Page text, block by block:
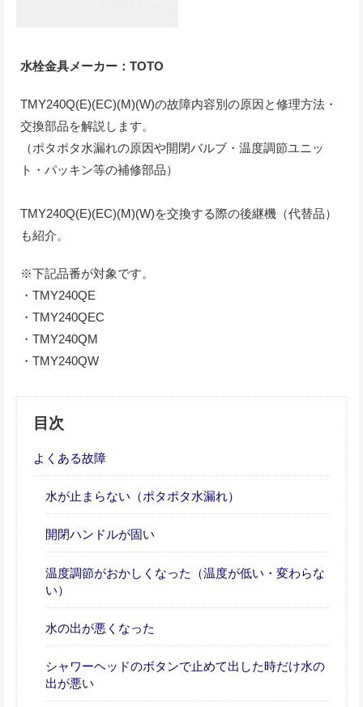
水栓金具メーカー：TOTO
TMY240Q(E)(EC)(M)(W)の故障内容別の原因と修理方法・
交換部品を解説します。
（ポタポタ水漏れの原因や開閉バルブ・温度調節ユニッ
ト・パッキン等の補修部品）
TMY240Q(E)(EC)(M)(W)を交換する際の後継機（代替品）
も紹介。
※下記品番が対象です。
・TMY240QE
・TMY240QEC
・TMY240QM
・TMY240QW
目次
よくある故障
水が止まらない（ポタポタ水漏れ）
開閉ハンドルが固い
温度調節がおかしくなった（温度が低い・変わらな
い）
水の出が悪くなった
シャワーヘッドのボタンで止めて出した時だけ水の
出が悪い